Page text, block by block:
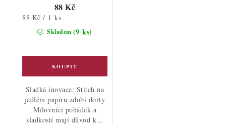
Skladem (9 ks)
88 Kč
Měrná
88 Kč / 1 ks
Sladká inovace: Stitch na
jedlém papíru zdobí dorty
Milovníci pohádek a
sladkostí mají důvod k...